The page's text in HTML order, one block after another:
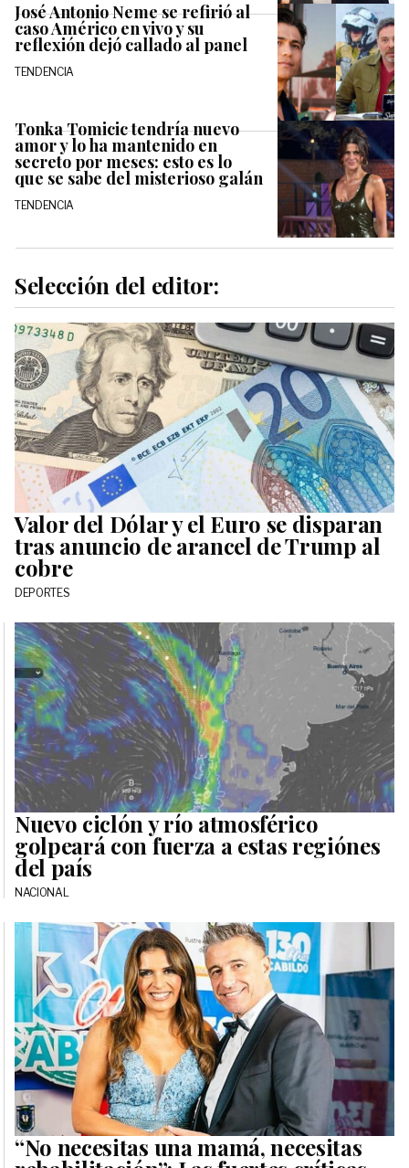
José Antonio Neme se refirió al
caso Américo en vivo y su
reflexión dejó callado al panel
TENDENCIA
Tonka Tomicic tendría nuevo
amor y lo ha mantenido en
secreto por meses: esto es lo
que se sabe del misterioso galán
TENDENCIA
Selección del editor:
Valor del Dólar y el Euro se disparan
tras anuncio de arancel de Trump al
cobre
DEPORTES
Nuevo ciclón y río atmosférico
golpeará con fuerza a estas regiónes
del país
NACIONAL
“No necesitas una mamá, necesitas